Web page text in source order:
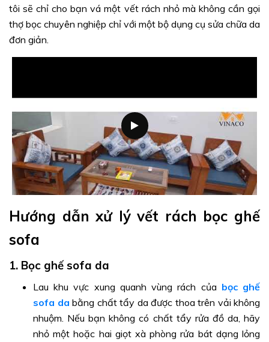
tôi sẽ chỉ cho bạn vá một vết rách nhỏ mà không cần gọi
thợ bọc chuyên nghiệp chỉ với một bộ dụng cụ sửa chữa da
đơn giản.
Hướng dẫn xử lý vết rách bọc ghế
sofa
1. Bọc ghế sofa da
Lau khu vực xung quanh vùng rách của bọc ghế
sofa da bằng chất tẩy da được thoa trên vải không
nhuộm. Nếu bạn không có chất tẩy rửa đồ da, hãy
nhỏ một hoặc hai giọt xà phòng rửa bát dạng lỏng